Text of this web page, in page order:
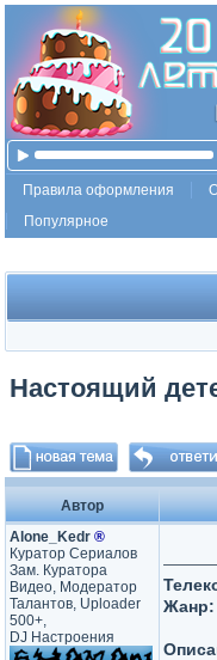
Правила оформления
Популярное
Настоящий
Автор
Alone_Kedr ®
Куратор Сериалов
Зам. Куратора
Видео, Модератор
Талантов, Uploader
500+,
DJ Настроения
Жанр: